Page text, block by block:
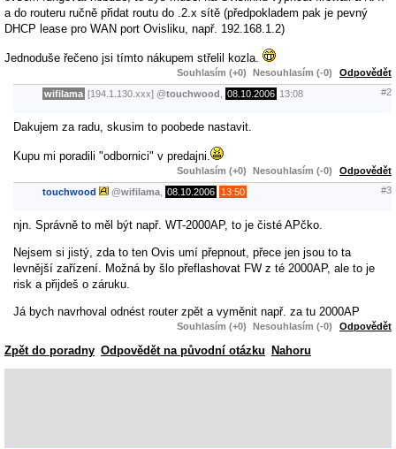
a do routeru ručně přidat routu do .2.x sítě (předpokladem pak je pevný
DHCP lease pro WAN port Ovisliku, např. 192.168.1.2)
Jednoduše řečeno jsi tímto nákupem střelil kozla.
Souhlasím (+0) Nesouhlasím (-0) Odpovědět
wifilama [194.1.130.xxx] @touchwood 08.10.2006 13:08 #2
Dakujem za radu, skusim to poobede nastavit.
Kupu mi poradili "odbornici" v predajni.
Souhlasím (+0) Nesouhlasím (-0) Odpovědět
touchwood @wifilama 08.10.2006 13:50 #3
njn. Správně to měl být např. WT-2000AP, to je čisté APčko.
Nejsem si jistý, zda to ten Ovis umí přepnout, přece jen jsou to ta
levnější zařízení. Možná by šlo přeflashovat FW z té 2000AP, ale to je
risk a přijdeš o záruku.
Já bych navrhoval odnést router zpět a vyměnit např. za tu 2000AP
Souhlasím (+0) Nesouhlasím (-0) Odpovědět
Zpět do poradny Odpovědět na původní otázku Nahoru